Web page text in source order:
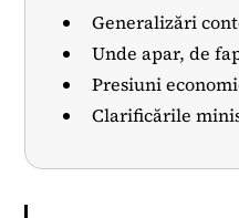
Generalizări
Unde apar, de
Presiuni
Clarificările